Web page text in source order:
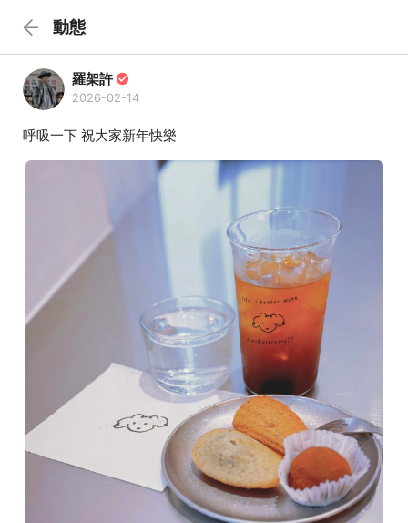
動態
羅架許
2026-02-14
呼吸一下 祝大家新年快樂